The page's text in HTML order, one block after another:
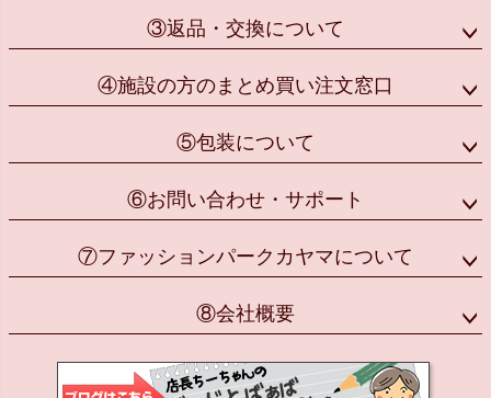
③返品・交換について
④施設の方のまとめ買い注文窓口
⑤包装について
⑥お問い合わせ・サポート
⑦ファッションパークカヤマについて
⑧会社概要